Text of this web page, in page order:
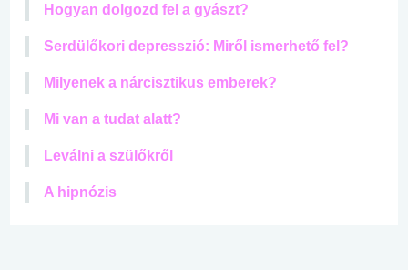
Hogyan dolgozd fel a gyászt?
Serdülőkori depresszió: Miről ismerhető fel?
Milyenek a nárcisztikus emberek?
Mi van a tudat alatt?
Leválni a szülőkről
A hipnózis